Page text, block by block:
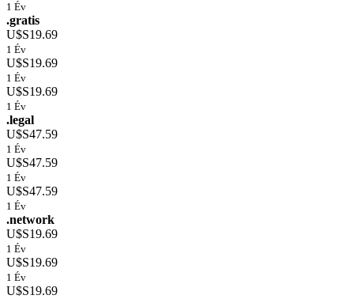
1 Év
.gratis
U$S19.69
1 Év
U$S19.69
1 Év
U$S19.69
1 Év
.legal
U$S47.59
1 Év
U$S47.59
1 Év
U$S47.59
1 Év
.network
U$S19.69
1 Év
U$S19.69
1 Év
U$S19.69